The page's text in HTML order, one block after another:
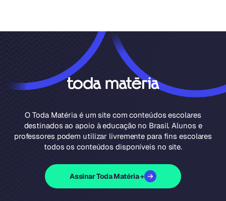
O Toda Matéria é um site com conteúdos escolares
destinados ao apoio à educação no Brasil. Alunos e
professores podem utilizar livremente para fins escolares
todos os conteúdos disponíveis no site.
Assinar Toda Matéria +